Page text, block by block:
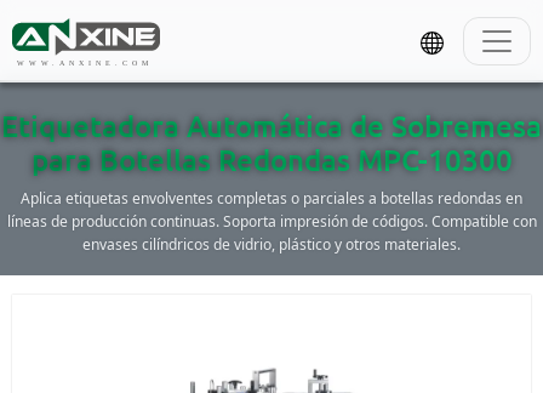
WWW.ANXINE.COM
Etiquetadora Automática de Sobremesa
para Botellas Redondas MPC-10300
Aplica etiquetas envolventes completas o parciales a botellas redondas en
líneas de producción continuas. Soporta impresión de códigos. Compatible con
envases cilíndricos de vidrio, plástico y otros materiales.